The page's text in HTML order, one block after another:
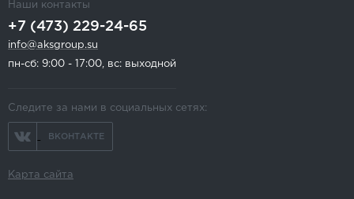
Наши контакты
+7 (473) 229-24-65
info@aksgroup.su
пн-сб: 9:00 - 17:00, вс: выходной
Следите за нами в социальных сетях:
ВКОНТАКТЕ
Карта сайта